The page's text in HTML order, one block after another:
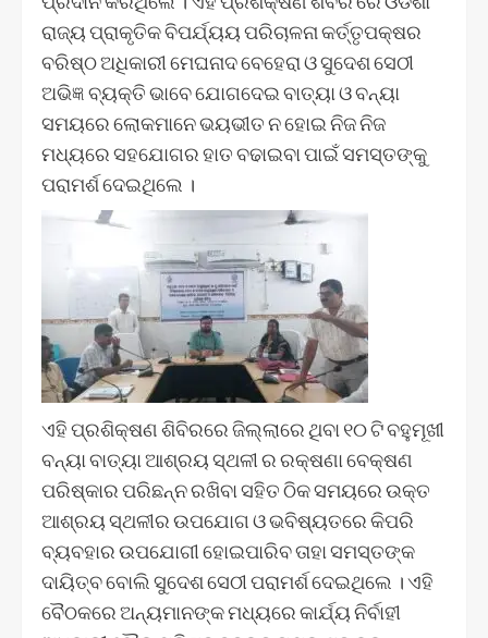
ରାଜ୍ୟ ପ୍ରାକୃତିକ ବିପର୍ଯ୍ୟୟ ପରିଚାଳନା କର୍ତ୍ତୃପକ୍ଷର
ବରିଷ୍ଠ ଅଧିକାରୀ ମେଘନାଦ ବେହେରା ଓ ସୁଦେଶ ସେଠୀ
ଅଭିଜ୍ଞ ବ୍ୟକ୍ତି ଭାବେ ଯୋଗଦେଇ ବାତ୍ୟା ଓ ବନ୍ୟା
ସମୟରେ ଲୋକମାନେ ଭୟଭୀତ ନ ହୋଇ ନିଜ ନିଜ
ମଧ୍ୟରେ ସହଯୋଗର ହାତ ବଢାଇବା ପାଇଁ ସମସ୍ତଙ୍କୁ
ପରାମର୍ଶ ଦେଇଥିଲେ ।
ଏହି ପ୍ରଶିକ୍ଷଣ ଶିବିରରେ ଜିଲ୍ଲାରେ ଥିବା ୧୦ ଟି ବହୁମୂଖୀ
ବନ୍ୟା ବାତ୍ୟା ଆଶ୍ରୟ ସ୍ଥଳୀ ର ରକ୍ଷଣା ବେକ୍ଷଣ
ପରିଷ୍କାର ପରିଛନ୍ନ ରଖିବା ସହିତ ଠିକ ସମୟରେ ଉକ୍ତ
ଆଶ୍ରୟ ସ୍ଥଳୀର ଉପଯୋଗ ଓ ଭବିଷ୍ୟତରେ କିପରି
ବ୍ୟବହାର ଉପଯୋଗୀ ହୋଇପାରିବ ତାହା ସମସ୍ତଙ୍କ
ଦାୟିତ୍ବ ବୋଲି ସୁଦେଶ ସେଠୀ ପରାମର୍ଶ ଦେଇଥିଲେ । ଏହି
ବୈଠକରେ ଅନ୍ୟମାନଙ୍କ ମଧ୍ୟରେ କାର୍ଯ୍ୟ ନିର୍ବାହୀ